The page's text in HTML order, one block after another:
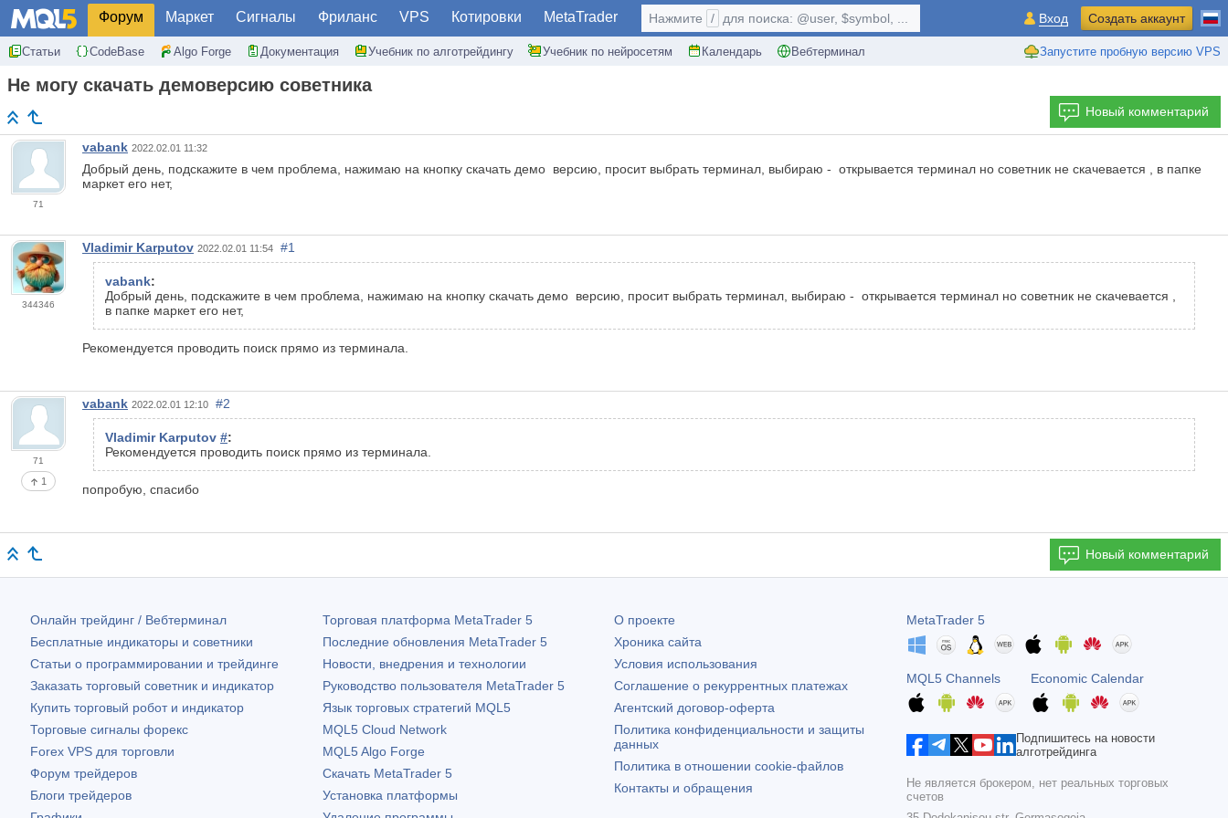
Форум Маркет Сигналы Фриланс VPS Котировки MetaTrader
Статьи CodeBase Algo Forge Документация Учебник по алготрейдингу Учебник по нейросетям Календарь Вебтерминал Запустите пробную версию VPS
Нажмите / для поиска: @user, $symbol, ... Вход Создать аккаунт
Не могу скачать демоверсию советника
Новый комментарий
71
vabank 2022.02.01 11:32
Добрый день, подскажите в чем проблема, нажимаю на кнопку скачать демо версию, просит выбрать терминал, выбираю - открывается терминал но советник не скачевается , в папке
маркет его нет,
344346
Vladimir Karputov 2022.02.01 11:54 #1
vabank:
Добрый день, подскажите в чем проблема, нажимаю на кнопку скачать демо версию, просит выбрать терминал, выбираю - открывается терминал но советник не скачевается ,
в папке маркет его нет,
Рекомендуется проводить поиск прямо из терминала.
71
1
vabank 2022.02.01 12:10 #2
Vladimir Karputov #:
Рекомендуется проводить поиск прямо из терминала.
попробую, спасибо
Новый комментарий
Онлайн трейдинг / Вебтерминал
Бесплатные индикаторы и советники
Статьи о программировании и трейдинге
Заказать торговый советник и индикатор
Купить торговый робот и индикатор
Торговые сигналы форекс
Forex VPS для торговли
Форум трейдеров
Блоги трейдеров
Торговая платформа MetaTrader 5
Последние обновления MetaTrader 5
Новости, внедрения и технологии
Руководство пользователя MetaTrader 5
Язык торговых стратегий MQL5
MQL5 Cloud Network
MQL5 Algo Forge
Скачать MetaTrader 5
Установка платформы
О проекте
Хроника сайта
Условия использования
Соглашение о рекуррентных платежах
Агентский договор-оферта
Политика конфиденциальности и защиты
данных
Политика в отношении cookie-файлов
Контакты и обращения
MetaTrader 5
MQL5 Channels Economic Calendar
Подпишитесь на новости
алготрейдинга
Не является брокером, нет реальных торговых
счетов